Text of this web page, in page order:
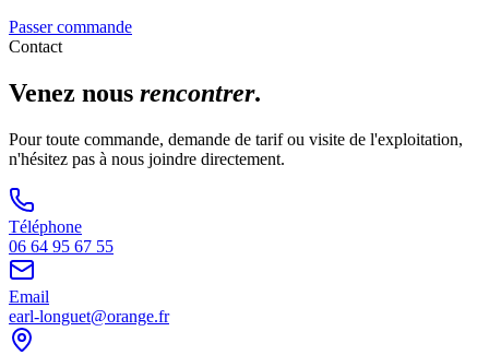
Passer commande
Contact
Venez nous rencontrer.
Pour toute commande, demande de tarif ou visite de l'exploitation,
n'hésitez pas à nous joindre directement.
Téléphone
06 64 95 67 55
Email
earl-longuet@orange.fr